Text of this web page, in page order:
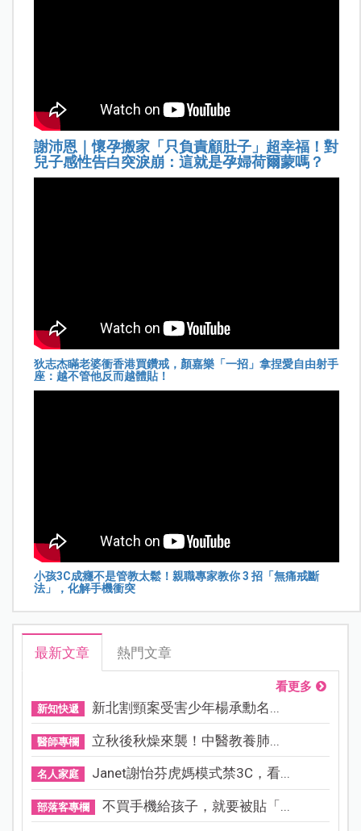
謝沛恩｜懷孕搬家「只負責顧肚子」超幸福！對
兒子感性告白突淚崩：這就是孕婦荷爾蒙嗎？
狄志杰瞞老婆衝香港買鑽戒，顏嘉樂「一招」拿捏愛自由射手
座：越不管他反而越體貼！
小孩3C成癮不是管教太鬆！親職專家教你 3 招「無痛戒斷
法」，化解手機衝突
最新文章 熱門文章
看更多
新知快遞 新北割頸案受害少年楊承勳名...
醫師專欄 立秋後秋燥來襲！中醫教養肺...
名人家庭 Janet謝怡芬虎媽模式禁3C，看...
部落客專欄 不買手機給孩子，就要被貼「...